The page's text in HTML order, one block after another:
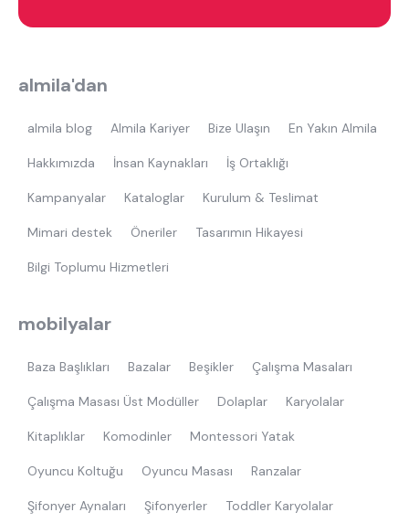
almila'dan
almila blog Almila Kariyer Bize Ulaşın En Yakın Almila
Hakkımızda İnsan Kaynakları İş Ortaklığı
Kampanyalar Kataloglar Kurulum & Teslimat
Mimari destek Öneriler Tasarımın Hikayesi
Bilgi Toplumu Hizmetleri
mobilyalar
Baza Başlıkları Bazalar Beşikler Çalışma Masaları
Çalışma Masası Üst Modüller Dolaplar Karyolalar
Kitaplıklar Komodinler Montessori Yatak
Oyuncu Koltuğu Oyuncu Masası Ranzalar
Şifonyer Aynaları Şifonyerler Toddler Karyolalar